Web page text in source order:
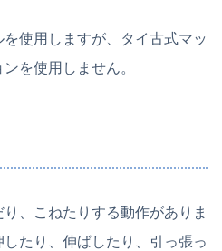
使用しますが、タイ古式マッ
を使用しません。
、こねたりする動作がありま
たり、伸ばしたり、引っ張っ